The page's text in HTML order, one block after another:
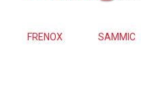
FRENOX SAMMIC